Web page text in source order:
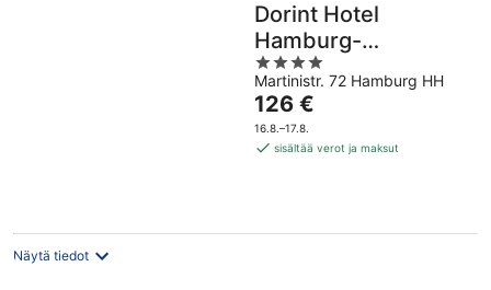
Dorint Hotel
Hamburg-
Eppendorf
4
out
of
5
Martinistr. 72 Hamburg HH
Hinta
on
126 €
126 €
16.8.–17.8.
sisältää verot ja maksut
Näytä tiedot